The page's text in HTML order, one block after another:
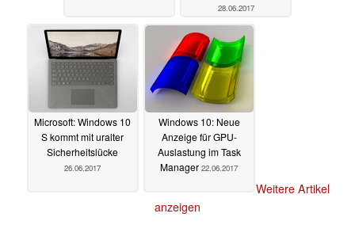
28.06.2017
Microsoft: Windows 10
S kommt mit uralter
Sicherheitslücke
26.06.2017
Windows 10: Neue
Anzeige für GPU-
Auslastung im Task
Manager 22.06.2017
Weitere Artikel
anzeigen